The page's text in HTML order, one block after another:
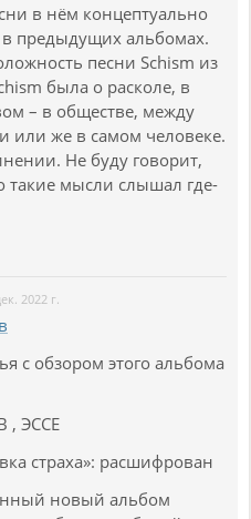
в нём концептуально
предыдущих альбомах.
песни Schism из
была о расколе, в
– в обществе, между
или же в самом человеке.
Не буду говорит,
такие мысли слышал где-
2022 г.
с обзором этого альбома
ЭССЕ
страха»: расшифрован
новый альбом